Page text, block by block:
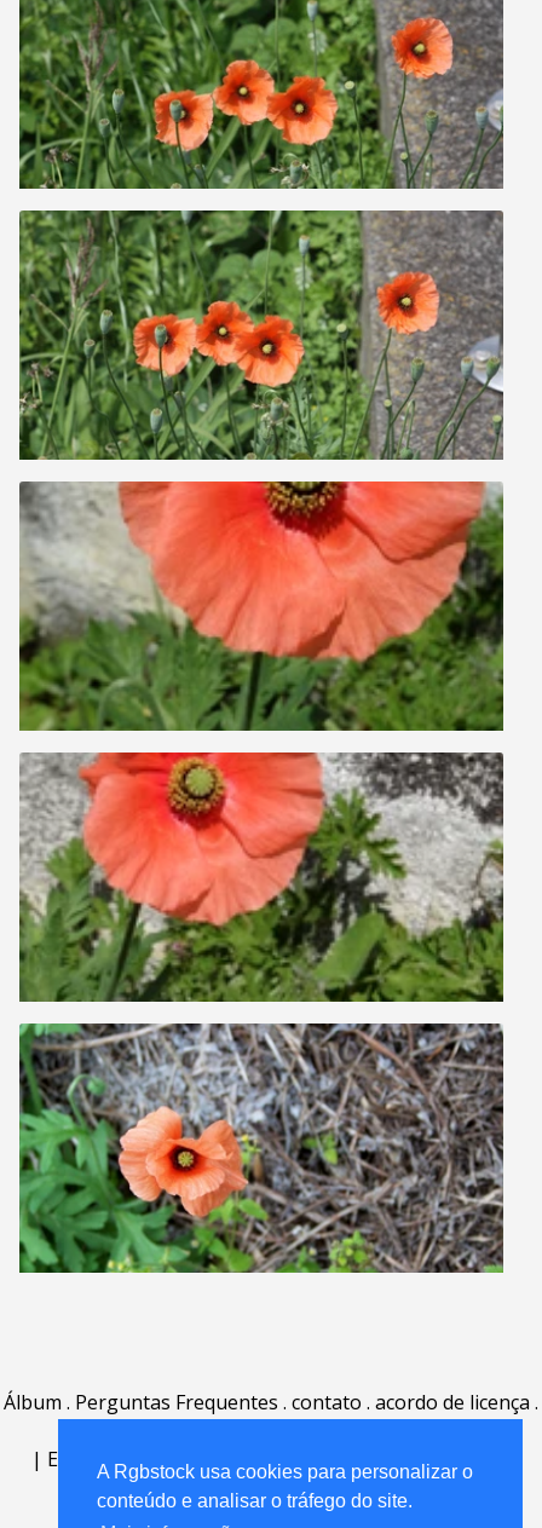
A Rgbstock usa cookies para personalizar o
conteúdo e analisar o tráfego do site.
Álbum . Perguntas Frequentes . contato . acordo de licença .
| English | Deutsch Español Português
Nederlands|